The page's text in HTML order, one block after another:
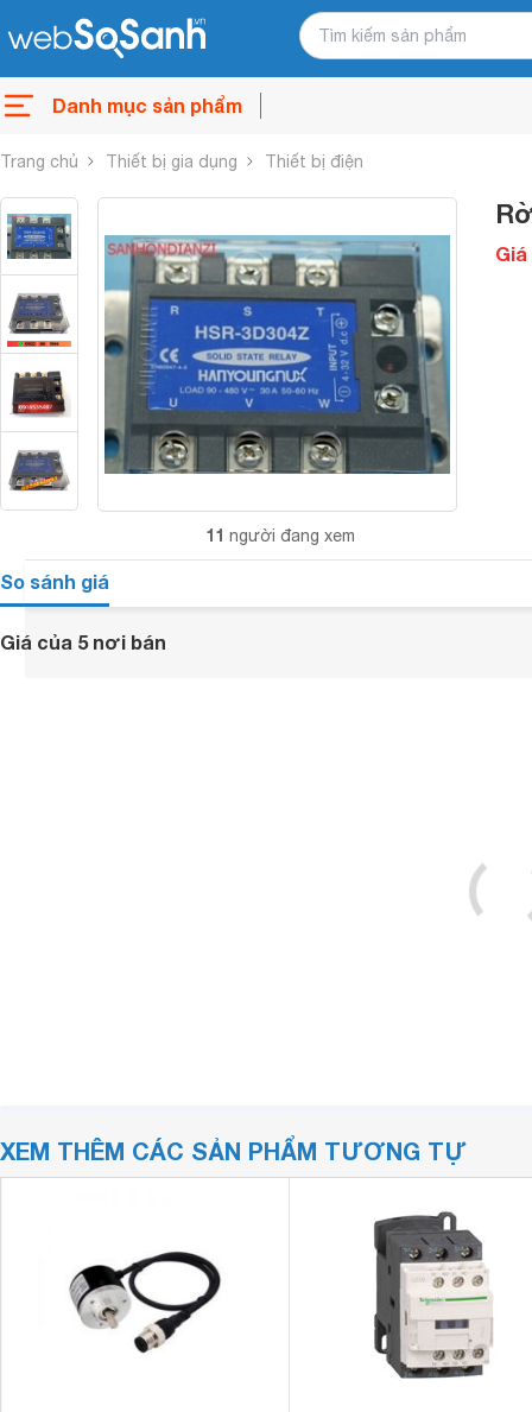
Danh mục sản phẩm
Trang chủ Thiết bị gia dụng Thiết bị điện
11 người đang xem
So sánh giá
Giá của 5 nơi bán
XEM THÊM CÁC SẢN PHẨM TƯƠNG TỰ